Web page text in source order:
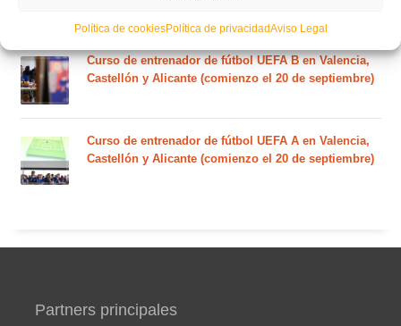
Política de cookiesPolítica de privacidadAviso Legal
Curso de entrenador de fútbol UEFA B en Valencia,
Castellón y Alicante (comienzo el 20 de septiembre)
Curso de entrenador de fútbol UEFA A en Valencia,
Castellón y Alicante (comienzo el 20 de septiembre)
Partners principales